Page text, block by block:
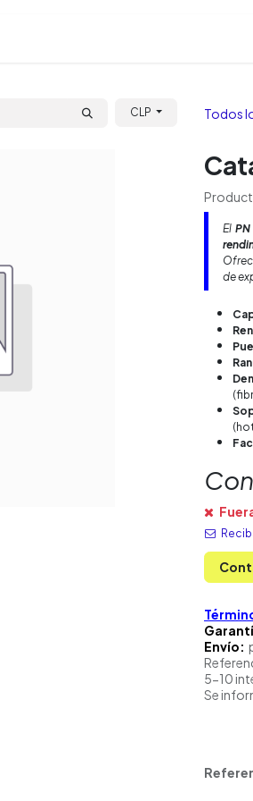
CLP Todos
El
de
Envío:
5-10
Se